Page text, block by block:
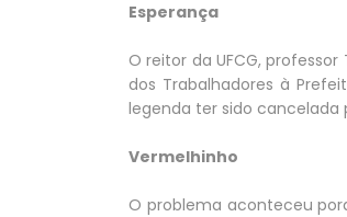
Esperança
O reitor da UFCG,
dos Trabalhadores à
legenda ter sido cancelada
Vermelhinho
O problema aconteceu